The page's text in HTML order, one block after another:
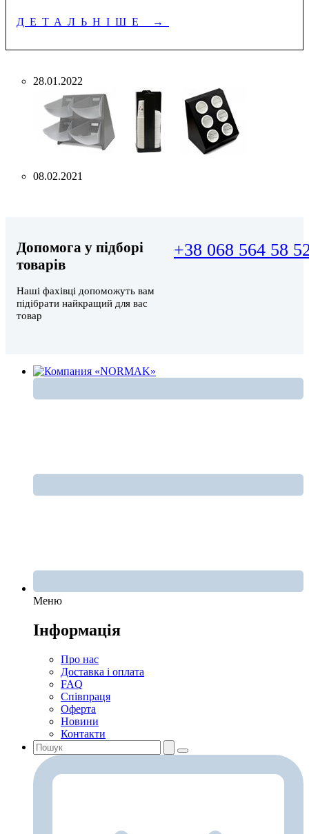
ДЕТАЛЬНІШЕ →
28.01.2022
08.02.2021
Допомога у підборі
товарів
Наші фахівці допоможуть вам
підібрати найкращий для вас
товар
+38 068 564 58
Меню
Інформація
Про нас
Доставка і оплата
FAQ
Співпраця
Оферта
Новини
Контакти